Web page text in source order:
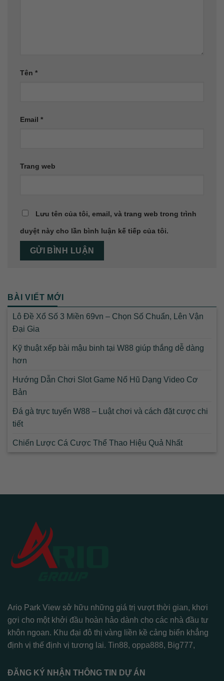
Tên *
Email *
Trang web
Lưu tên của tôi, email, và trang web trong trình
duyệt này cho lần bình luận kế tiếp của tôi.
BÀI VIẾT MỚI
Lô Đề Xổ Số 3 Miền 69vn – Chọn Số Chuẩn, Lên Vận
Đại Gia
Kỹ thuật xếp bài mậu binh tại W88 giúp thắng dễ dàng
hơn
Hướng Dẫn Chơi Slot Game Nổ Hũ Dạng Video Cơ
Bản
Đá gà trực tuyến W88 – Luật chơi và cách đặt cược chi
tiết
Chiến Lược Cá Cược Thể Thao Hiệu Quả Nhất
Ario Park View sở hữu những giá trị vượt thời gian, khơi
gợi cho một khởi đầu hoàn hảo dành cho các nhà đầu tư
khôn ngoan. Khu đại đô thị vàng liền kề cảng biển khẳng
định vị thế định vị tương lai. Tin88, oppa888, Big777,
ĐĂNG KÝ NHẬN THÔNG TIN DỰ ÁN